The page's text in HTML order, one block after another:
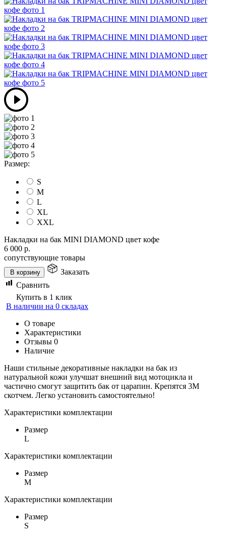
Размер:
S
M
L
XL
XXL
Накладки на бак MINI DIAMOND цвет кофе
6 000 р.
сопутствующие товары
В корзину
Заказать
Сравнить
Купить в 1 клик
В наличии на 0 складах
О товаре
Характеристики
Отзывы 0
Наличие
Наши стильные декоративные накладки на бак из
натуральной кожи улучшат внешний вид мотоцикла и
частично смогут защитить бак от царапин. Крепятся 3М
скотчем. Легко установить самостоятельно!
Характеристики комплектации
Размер
L
Характеристики комплектации
Размер
M
Характеристики комплектации
Размер
S